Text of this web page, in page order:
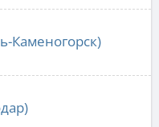
Каменогорск)